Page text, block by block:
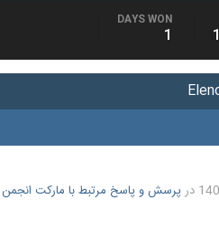
DAYS WON
1
در پرسش و پاسخ مرتبط با مارکت انجمن